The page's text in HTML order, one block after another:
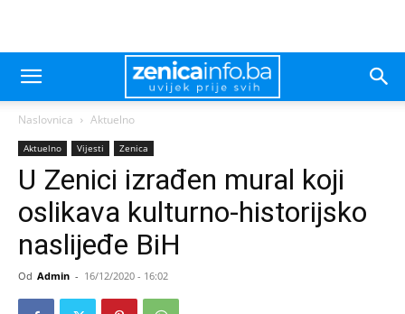
Naslovnica Aktuelno
Aktuelno Vijesti Zenica
U Zenici izrađen mural koji
oslikava kulturno-historijsko
naslijeđe BiH
Od Admin - 16/12/2020 - 16:02